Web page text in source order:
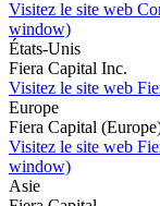
Visitez le site web
window)
États-Unis
Fiera Capital Inc.
Visitez le site web
Europe
Fiera Capital
Visitez le site web
window)
Asie